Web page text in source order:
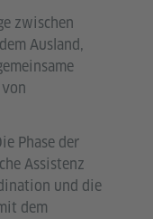
zwischen
Ausland,
Phase der
Assistenz
und die
dem